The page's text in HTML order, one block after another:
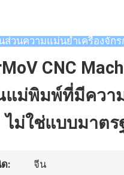
ส่วนความแม่นยำเครื่องจัก
CNC
แม่พิมพ์ที่มีควา
ไม่ใช่แบบมาตร
: จีน